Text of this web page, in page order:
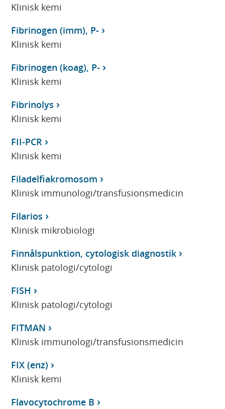
Klinisk kemi
Fibrinogen (imm), P-
Klinisk kemi
Fibrinogen (koag), P-
Klinisk kemi
Fibrinolys
Klinisk kemi
FII-PCR
Klinisk kemi
Filadelfiakromosom
Klinisk immunologi/transfusionsmedicin
Filarios
Klinisk mikrobiologi
Finnålspunktion, cytologisk diagnostik
Klinisk patologi/cytologi
FISH
Klinisk patologi/cytologi
FITMAN
Klinisk immunologi/transfusionsmedicin
FIX (enz)
Klinisk kemi
Flavocytochrome B